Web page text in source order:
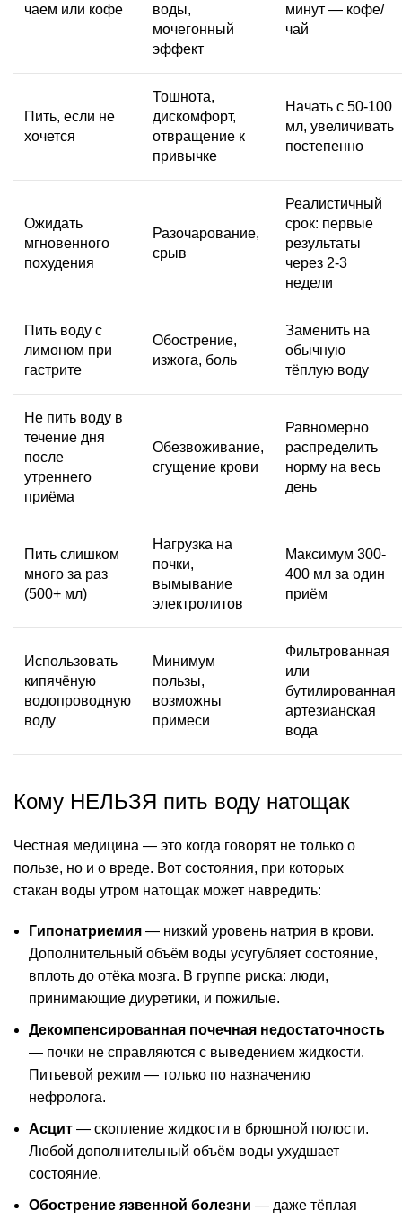
чаем или кофе
воды,
мочегонный
эффект
минут — кофе/
чай
Пить, если не
хочется
Тошнота,
дискомфорт,
отвращение к
привычке
Начать с 50-100
мл, увеличивать
постепенно
Ожидать
мгновенного
похудения
Разочарование,
срыв
Реалистичный
срок: первые
результаты
через 2-3
недели
Пить воду с
лимоном при
гастрите
Обострение,
изжога, боль
Заменить на
обычную
тёплую воду
Не пить воду в
течение дня
после
утреннего
приёма
Обезвоживание,
сгущение крови
Равномерно
распределить
норму на весь
день
Пить слишком
много за раз
(500+ мл)
Нагрузка на
почки,
вымывание
электролитов
Максимум 300-
400 мл за один
приём
Использовать
кипячёную
водопроводную
воду
Минимум
пользы,
возможны
примеси
Фильтрованная
или
бутилированная
артезианская
вода
Кому НЕЛЬЗЯ пить воду натощак
Честная медицина — это когда говорят не только о
пользе, но и о вреде. Вот состояния, при которых
стакан воды утром натощак может навредить:
Гипонатриемия — низкий уровень натрия в крови.
Дополнительный объём воды усугубляет состояние,
вплоть до отёка мозга. В группе риска: люди,
принимающие диуретики, и пожилые.
Декомпенсированная почечная недостаточность
— почки не справляются с выведением жидкости.
Питьевой режим — только по назначению
нефролога.
Асцит — скопление жидкости в брюшной полости.
Любой дополнительный объём воды ухудшает
состояние.
Обострение язвенной болезни — даже тёплая